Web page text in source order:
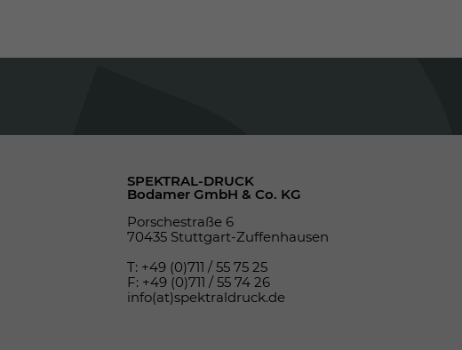
SPEKTRAL-DRUCK
Bodamer GmbH & Co. KG
Porschestraße 6
70435 Stuttgart-Zuffenhausen
T: +49 (0)711 / 55 75 25
F: +49 (0)711 / 55 74 26
info(at)spektraldruck.de